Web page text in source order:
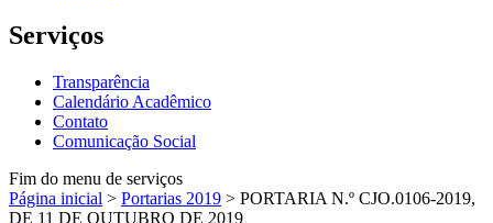
Serviços
Transparência
Calendário Acadêmico
Contato
Comunicação Social
Fim do menu de serviços
Página inicial > Portarias 2019 > PORTARIA N.º CJO.0106-2019,
DE 11 DE OUTUBRO DE 2019